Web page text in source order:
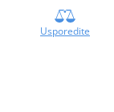
Usporedite